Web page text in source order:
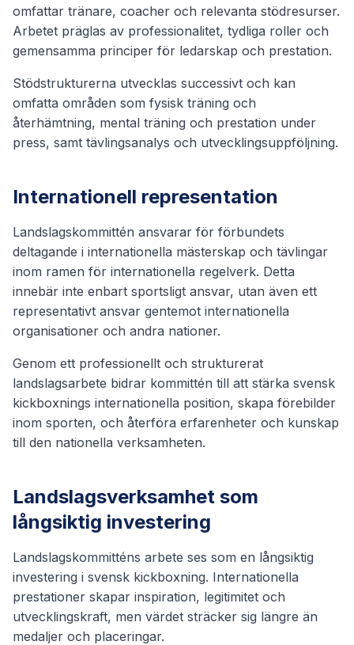
omfattar tränare, coacher och relevanta stödresurser.
Arbetet präglas av professionalitet, tydliga roller och
gemensamma principer för ledarskap och prestation.
Stödstrukturerna utvecklas successivt och kan
omfatta områden som fysisk träning och
återhämtning, mental träning och prestation under
press, samt tävlingsanalys och utvecklingsuppföljning.
Internationell representation
Landslagskommittén ansvarar för förbundets
deltagande i internationella mästerskap och tävlingar
inom ramen för internationella regelverk. Detta
innebär inte enbart sportsligt ansvar, utan även ett
representativt ansvar gentemot internationella
organisationer och andra nationer.
Genom ett professionellt och strukturerat
landslagsarbete bidrar kommittén till att stärka svensk
kickboxnings internationella position, skapa förebilder
inom sporten, och återföra erfarenheter och kunskap
till den nationella verksamheten.
Landslagsverksamhet som
långsiktig investering
Landslagskommitténs arbete ses som en långsiktig
investering i svensk kickboxning. Internationella
prestationer skapar inspiration, legitimitet och
utvecklingskraft, men värdet sträcker sig längre än
medaljer och placeringar.